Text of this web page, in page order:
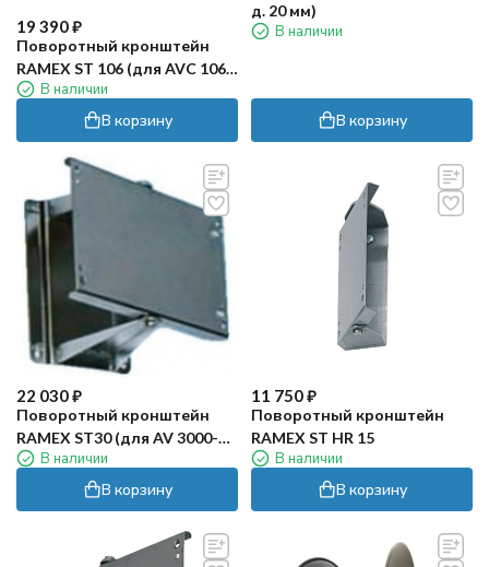
19 390₽
Поворотный кронштейн
RAMEX ST 106 (для AVC 1060,
нерж)В наличии
В корзину
д. 20 мм)
В наличии
В корзину
22 030₽
Поворотный кронштейн
RAMEX ST30 (для AV 3000-
3500, нерж)
В наличии
В корзину
11 750₽
Поворотный кронштейн
RAMEX ST HR 15
В наличии
В корзину